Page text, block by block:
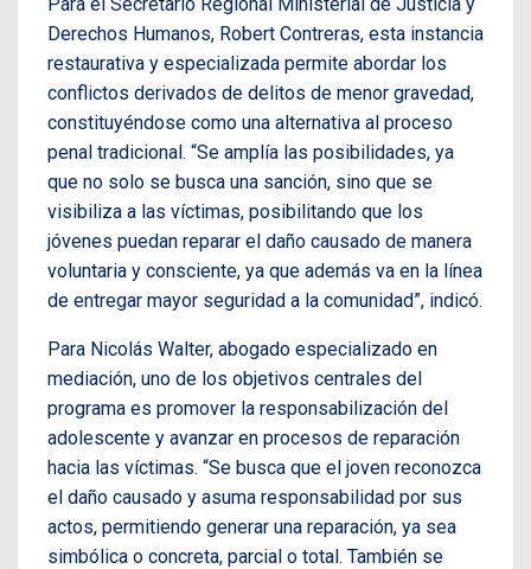
Derechos Humanos, Robert Contreras, esta instancia
restaurativa y especializada permite abordar los
conflictos derivados de delitos de menor gravedad,
constituyéndose como una alternativa al proceso
penal tradicional. “Se amplía las posibilidades, ya
que no solo se busca una sanción, sino que se
visibiliza a las víctimas, posibilitando que los
jóvenes puedan reparar el daño causado de manera
voluntaria y consciente, ya que además va en la línea
de entregar mayor seguridad a la comunidad”, indicó.
Para Nicolás Walter, abogado especializado en
mediación, uno de los objetivos centrales del
programa es promover la responsabilización del
adolescente y avanzar en procesos de reparación
hacia las víctimas. “Se busca que el joven reconozca
el daño causado y asuma responsabilidad por sus
actos, permitiendo generar una reparación, ya sea
simbólica o concreta, parcial o total. También se